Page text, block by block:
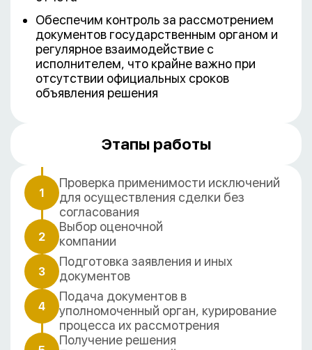
Обеспечим контроль за рассмотрением
документов государственным органом и
регулярное взаимодействие с
исполнителем, что крайне важно при
отсутствии официальных сроков
объявления решения
Этапы работы
1
Проверка применимости исключений
для осуществления сделки без
согласования
2
Выбор оценочной
компании
3
Подготовка заявления и иных
документов
4
Подача документов в
уполномоченный орган, курирование
процесса их рассмотрения
Получение решения